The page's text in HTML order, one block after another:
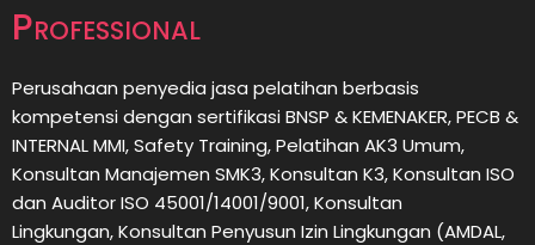
Professional
Perusahaan penyedia jasa pelatihan berbasis
kompetensi dengan sertifikasi BNSP & KEMENAKER, PECB &
INTERNAL MMI, Safety Training, Pelatihan AK3 Umum,
Konsultan Manajemen SMK3, Konsultan K3, Konsultan ISO
dan Auditor ISO 45001/14001/9001,Konsultan
Lingkungan,Konsultan Penyusun Izin Lingkungan (AMDAL,